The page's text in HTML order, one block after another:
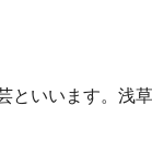
といいます。浅